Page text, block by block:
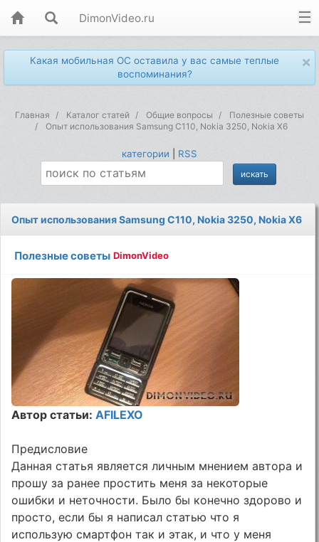
DimonVideo.ru
×
Какая мобильная ОС оставила у вас самые теплые
воспоминания?
Главная Каталог статей Общие вопросы
Полезные советы
Опыт использования Samsung C110, Nokia 3250, Nokia X6
категории RSS
Опыт использования Samsung C110, Nokia 3250, Nokia X6
Полезные советы DimonVideo
Автор статьи:AFILEXO
Предисловие
Данная статья является личным мнением автора и
прошу за ранее простить меня за некоторые
ошибки и неточности. Было бы конечно здорово и
просто, если бы я написал статью что я
использую смартфон так и этак, и что у меня